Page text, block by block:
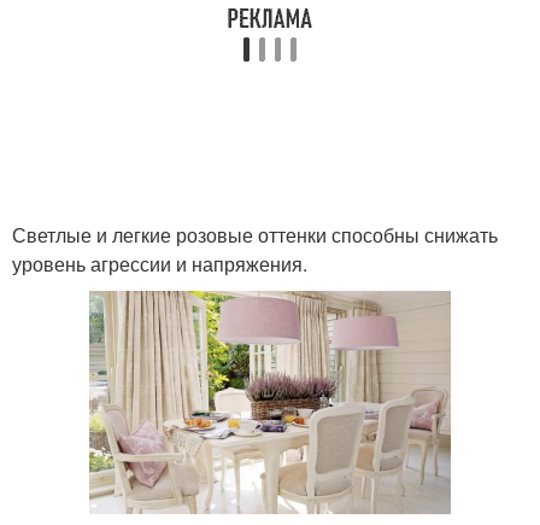
Светлые и легкие розовые оттенки способны снижать
уровень агрессии и напряжения.